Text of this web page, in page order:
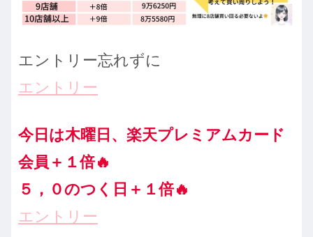
エントリー忘れずに
エントリー
今日は木曜日、楽天プレミアムカード
会員＋１倍🔥
５，０のつく日＋１倍🔥
エントリー